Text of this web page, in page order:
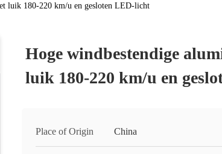
luik 180-220 km/u en gesloten LED-licht
Hoge windbestendige
luik 180-220 km/u en
Place of Origin China